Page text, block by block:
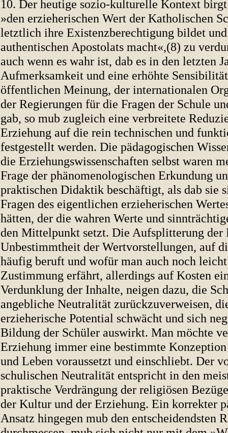
10. Der heutige sozio-kulturelle Kontext
»den erzieherischen Wert der Katholischen
letztlich ihre Existenzberechtigung bildet
authentischen Apostolats macht«,(8) zu
auch wenn es wahr ist, dab es in den letzten
Aufmerksamkeit und eine erhöhte
öffentlichen Meinung, der internationalen
der Regierungen für die Fragen der Schule
gab, so mub zugleich eine verbreitete
Erziehung auf die rein technischen und
festgestellt werden. Die pädagogischen
die Erziehungswissenschaften selbst waren
Frage der phänomenologischen Erkundung
praktischen Didaktik beschäftigt, als dab sie
Fragen des eigentlichen erzieherischen
hätten, der die wahren Werte und
den Mittelpunkt setzt. Die Aufsplitterung der
Unbestimmtheit der Wertvorstellungen, auf
häufig beruft und wofür man auch noch
Zustimmung erfährt, allerdings auf Kosten
Verdunklung der Inhalte, neigen dazu, die
angebliche Neutralität zurückzuverweisen,
erzieherische Potential schwächt und sich
Bildung der Schüler auswirkt. Man möchte
Erziehung immer eine bestimmte
und Leben voraussetzt und einschliebt. Der
schulischen Neutralität entspricht in den
praktische Verdrängung der religiösen
der Kultur und der Erziehung. Ein korrekter
Ansatz hingegen mub den entscheidendsten